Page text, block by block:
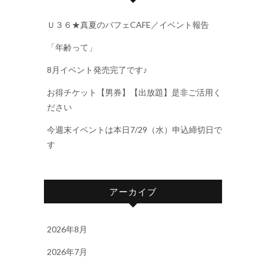
Ｕ３６★真夏のパフェCAFE／イベント報告
「年齢って」
8月イベント発売完了です♪
お得チケット【男券】【出放題】是非ご活用く
ださい
今週末イベントは本日7/29（水）申込締切日で
す
アーカイブ
2026年8月
2026年7月